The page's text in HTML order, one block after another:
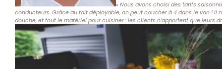
« Nous avons choisi des tarifs
conducteurs. Grâce au toit déployable, on peut coucher à 4 dans le van !
douche, et tout le matériel pour cuisiner : les clients n’apportent que leurs